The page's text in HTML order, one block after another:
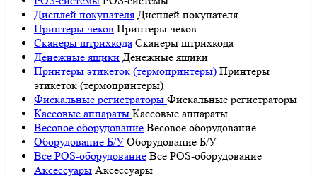
Дисплей покупателя Дисплей покупателя
Принтеры чеков Принтеры чеков
Сканеры штрихкода Сканеры штрихкода
Денежные ящики Денежные ящики
Принтеры этикеток (термопринтеры) Принтеры
этикеток (термопринтеры)
Фискальные регистраторы Фискальные регистраторы
Кассовые аппараты Кассовые аппараты
Весовое оборудование Весовое оборудование
Оборудование Б/У Оборудование Б/У
Все POS-оборудование Все POS-оборудование
Аксессуары Аксессуары